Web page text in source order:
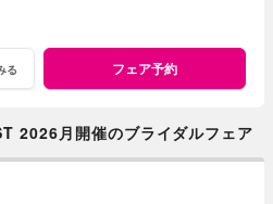
る フェア予約
月開催のブライダルフェア